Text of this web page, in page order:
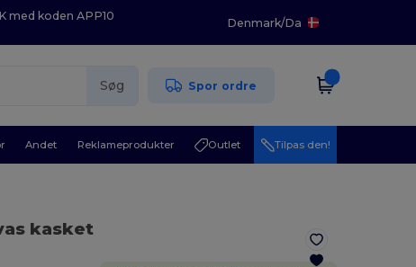
med koden APP10
Denmark/Da
Søg Spor ordre
Andet Reklameprodukter Outlet Tilpas den!
kasket